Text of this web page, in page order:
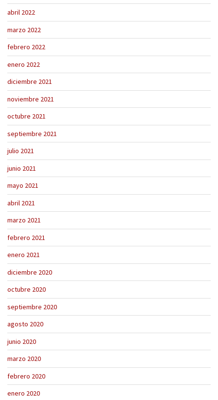
abril 2022
marzo 2022
febrero 2022
enero 2022
diciembre 2021
noviembre 2021
octubre 2021
septiembre 2021
julio 2021
junio 2021
mayo 2021
abril 2021
marzo 2021
febrero 2021
enero 2021
diciembre 2020
octubre 2020
septiembre 2020
agosto 2020
junio 2020
marzo 2020
febrero 2020
enero 2020